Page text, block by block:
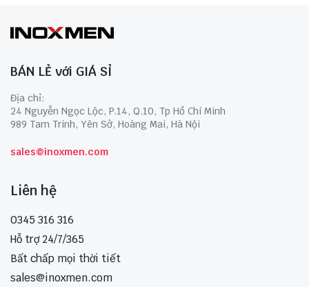
BÁN LẺ với GIÁ SỈ
Địa chỉ:
24 Nguyễn Ngọc Lộc, P.14, Q.10, Tp Hồ Chí Minh
989 Tam Trinh, Yên Sở, Hoàng Mai, Hà Nội
sales@inoxmen.com
Liên hệ
0345 316 316
Hỗ trợ 24/7/365
Bất chấp mọi thời tiết
sales@inoxmen.com